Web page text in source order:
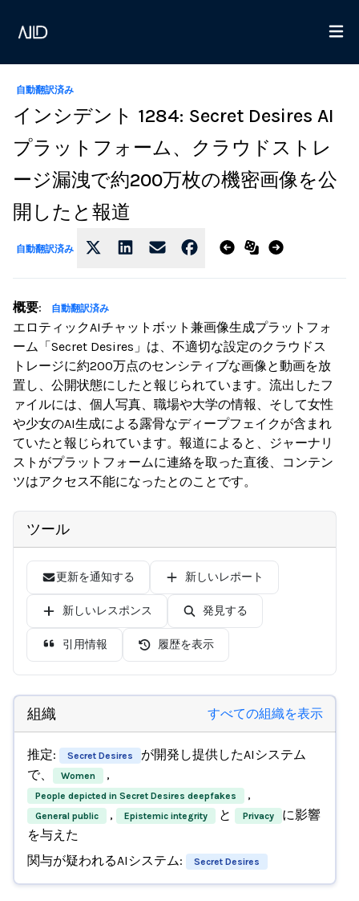
自動翻訳済み
インシデント 1284: Secret Desires AI
プラットフォーム、クラウドストレ
ージ漏洩で約200万枚の機密画像を公
開したと報道
自動翻訳済み
概要: 自動翻訳済み
エロティックAIチャットボット兼画像生成プラットフォ
ーム「Secret Desires」は、不適切な設定のクラウドス
トレージに約200万点のセンシティブな画像と動画を放
置し、公開状態にしたと報じられています。流出したフ
ァイルには、個人写真、職場や大学の情報、そして女性
や少女のAI生成による露骨なディープフェイクが含まれ
ていたと報じられています。報道によると、ジャーナリ
ストがプラットフォームに連絡を取った直後、コンテン
ツはアクセス不能になったとのことです。
ツール
更新を通知する 新しいレポート
新しいレスポンス 発見する
引用情報 履歴を表示
組織 すべての組織を表示
推定: Secret Desires
が開発し提供したAIシステム
で、
Women ,
People depicted in Secret Desires deepfakes ,
General public , Epistemic integrity と Privacy
に影響
を与えた
関与が疑われるAIシステム:
Secret Desires